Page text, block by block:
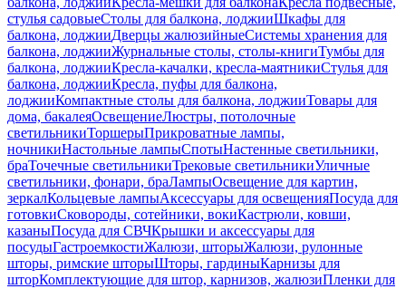
стулья садовыеСтолы для балкона, лоджииШкафы для
балкона, лоджииДверцы жалюзийныеСистемы хранения для
балкона, лоджииЖурнальные столы, столы-книгиТумбы для
балкона, лоджииКресла-качалки, кресла-маятникиСтулья для
балкона, лоджииКресла, пуфы для балкона,
лоджииКомпактные столы для балкона, лоджииТовары для
дома, бакалеяОсвещениеЛюстры, потолочные
светильникиТоршерыПрикроватные лампы,
ночникиНастольные лампыСпотыНастенные светильники,
браТочечные светильникиТрековые светильникиУличные
светильники, фонари, браЛампыОсвещение для картин,
зеркалКольцевые лампыАксессуары для освещенияПосуда для
готовкиСковороды, сотейники, вокиКастрюли, ковши,
казаныПосуда для СВЧКрышки и аксессуары для
посудыГастроемкостиЖалюзи, шторыЖалюзи, рулонные
шторы, римские шторыШторы, гардиныКарнизы для
шторКомплектующие для штор, карнизов, жалюзиПленки для